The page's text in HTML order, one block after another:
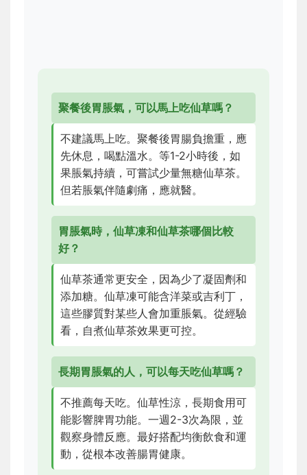
聚餐後胃脹氣，可以馬上吃仙草嗎？
不建議馬上吃。聚餐後胃腸負擔重，應
先休息，喝點溫水。等1-2小時後，如
果脹氣持續，可嘗試少量無糖仙草茶。
但若脹氣伴隨劇痛，應就醫。
胃脹氣時，仙草凍和仙草茶哪個比較
好？
仙草茶通常更安全，因為少了凝固劑和
添加糖。仙草凍可能含洋菜或吉利丁，
這些膠質對某些人會加重脹氣。從經驗
看，自煮仙草茶效果更可控。
長期胃脹氣的人，可以每天吃仙草嗎？
不推薦每天吃。仙草性涼，長期食用可
能影響脾胃功能。一週2-3次為限，並
觀察身體反應。最好搭配均衡飲食和運
動，從根本改善腸胃健康。